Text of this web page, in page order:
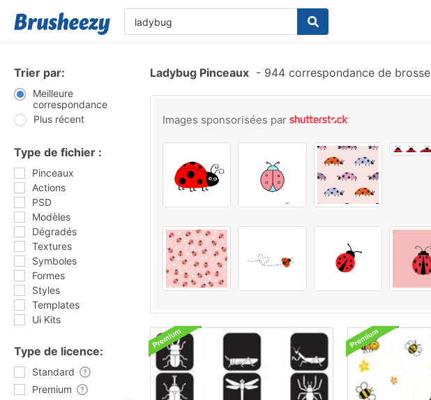
Trier par:
Meilleure
correspondance
Plus récent
Type de fichier :
Pinceaux
Actions
PSD
Modèles
Dégradés
Textures
Symboles
Formes
Styles
Templates
Ui Kits
Type de licence:
Standard
Premium
Ladybug Pinceaux - 944 correspondance de brosse
Images sponsorisées par